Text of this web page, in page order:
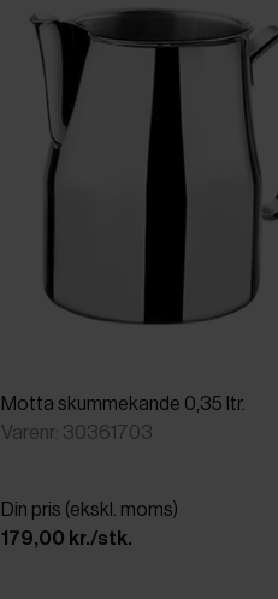
Motta skummekande 0,35 ltr.
Varenr: 30361703
Din pris (ekskl. moms)
179,00 kr./stk.